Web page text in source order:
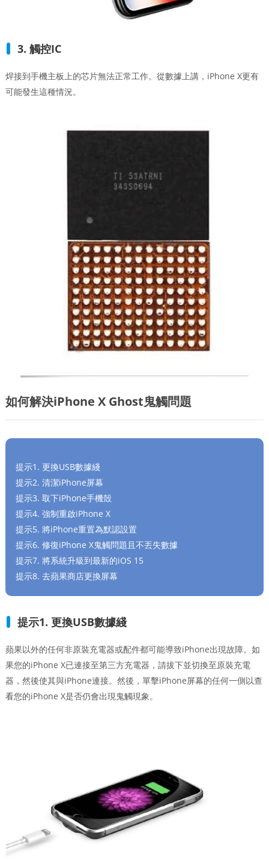
3. 觸控IC
焊接到手機主板上的芯片無法正常工作。從數據上講，iPhone X更有
可能發生這種情況。
如何解決iPhone X Ghost鬼觸問題
提示1. 更換USB數據綫
提示2. 清潔iPhone屏幕
提示3. 取下iPhone手機殼
提示4. 強制重啟iPhone X
提示5. 將iPhone重置為默認設置
提示6. 修復iPhone X鬼觸問題且不丟失數據
提示7. 將系統升級到最新的iOS 15
提示8. 去蘋果商店更換屏幕
提示1. 更換USB數據綫
蘋果以外的任何非原裝充電器或配件都可能導致iPhone出現故障。如
果您的iPhone X已連接至第三方充電器，請拔下並切換至原裝充電
器，然後使其與iPhone連接。然後，單擊iPhone屏幕的任何一側以查
看您的iPhone X是否仍會出現鬼觸現象。